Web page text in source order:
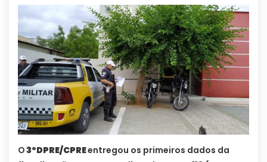
O3ºDPRE/CPREentregou os primeiros dados da